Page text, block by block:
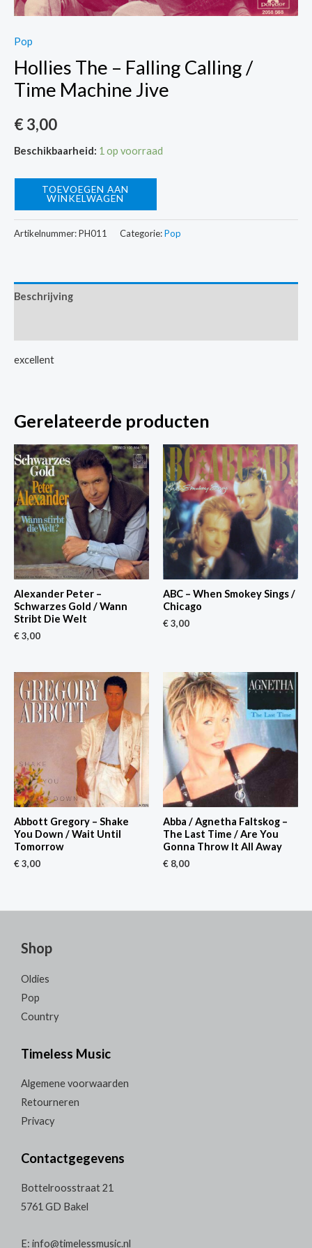
Pop
Hollies The – Falling Calling /
Time Machine Jive
€3,00
Beschikbaarheid: 1 op voorraad
Hollies
/
Time
aantal
TOEVOEGEN AAN
WINKELWAGEN
Artikelnummer:PH011 Categorie:Pop
Beschrijving
excellent
Gerelateerde producten
Alexander Peter –
Schwarzes Gold / Wann
Stribt Die Welt
€3,00
ABC – When Smokey Sings /
Chicago
€3,00
Abbott Gregory – Shake
You Down / Wait Until
Tomorrow
€3,00
Abba / Agnetha Faltskog –
The Last Time / Are You
Gonna Throw It All Away
€ 8,00
Shop
Oldies
Pop
Country
Timeless Music
Algemene voorwaarden
Retourneren
Privacy
Contactgegevens
Bottelroosstraat 21
5761 GD Bakel
E: info@timelessmusic.nl